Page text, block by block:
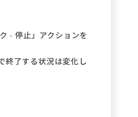
- 停止」アクションを
終了する状況は変化し